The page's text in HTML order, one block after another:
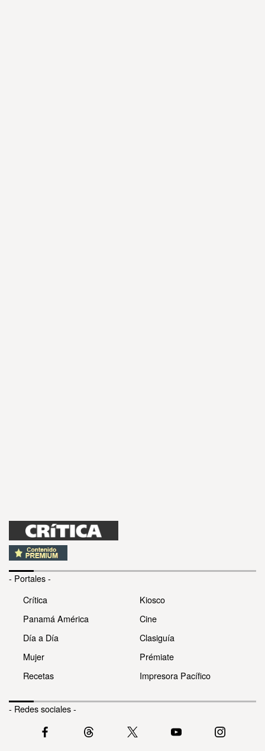
- Portales -
Crítica
Panamá América
Día a Día
Mujer
Recetas
Kiosco
Cine
Clasiguía
Prémiate
Impresora Pacífico
- Redes sociales -